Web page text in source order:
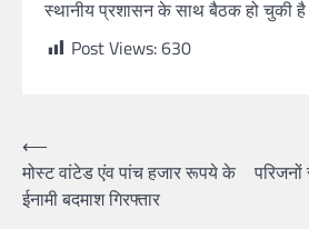
स्थानीय प्रशासन के साथ बैठक हो चुकी
Post Views:630
⟵
मोस्ट वांटेड एंव पांच हजार रूपये के
ईनामी बदमाश गिरफ्तार